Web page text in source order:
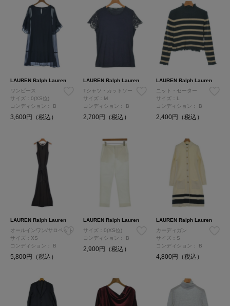
LAUREN Ralph Lauren
ワンピース
サイズ：0(XS位)
コンディション： B
3,600円（税込）
LAUREN Ralph Lauren
Tシャツ・カットソー
サイズ：M
コンディション：
B
2,700円（税込）
LAUREN Ralph Lauren
ニット・セーター
サイズ：L
コンディション：
B
2,400円（税込）
LAUREN Ralph Lauren
オールインワン/サロペット
サイズ：XS
コンディション：
B
5,800円（税込）
LAUREN Ralph Lauren
サイズ：0(XS位)
コンディション：
B
2,900円（税込）
LAUREN Ralph Lauren
カーディガン
サイズ：S
コンディション：
B
4,800円（税込）